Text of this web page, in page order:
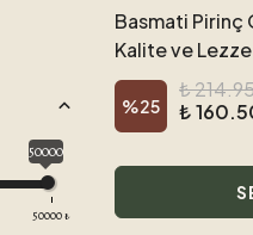
50000
50000₺
Basmati Pirinç
Kalite ve
%25
₺
₺